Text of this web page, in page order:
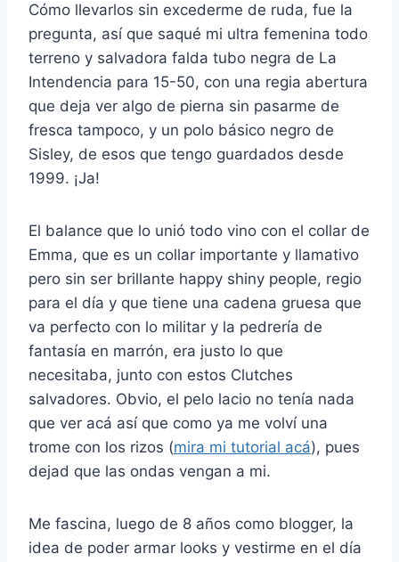
Cómo llevarlos sin excederme de ruda, fue la
pregunta, así que saqué mi ultra femenina todo
terreno y salvadora falda tubo negra de La
Intendencia para 15-50, con una regia abertura
que deja ver algo de pierna sin pasarme de
fresca tampoco, y un polo básico negro de
Sisley, de esos que tengo guardados desde
1999. ¡Ja!
El balance que lo unió todo vino con el collar de
Emma, que es un collar importante y llamativo
pero sin ser brillante happy shiny people, regio
para el día y que tiene una cadena gruesa que
va perfecto con lo militar y la pedrería de
fantasía en marrón, era justo lo que
necesitaba, junto con estos Clutches
salvadores. Obvio, el pelo lacio no tenía nada
que ver acá así que como ya me volví una
trome con los rizos (mira mi tutorial acá), pues
dejad que las ondas vengan a mi.
Me fascina, luego de 8 años como blogger, la
idea de poder armar looks y vestirme en el día